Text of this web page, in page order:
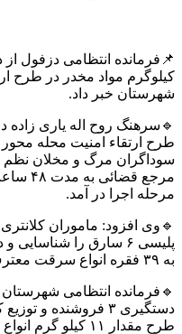
مواد مخدر در طرح ارتقاء
خبر داد.
روح اله یاری زاده در
امنیت محله محور به
مرگ و مخلان نظم و
مرجع قضائی به
اجرا در آمد.
پلیسی ۶ سارق را شناسایی و
انتظامی شهرستان
دستگیری ۳ فروشنده و توزیع
انواع مواد مخدر کشف شد.